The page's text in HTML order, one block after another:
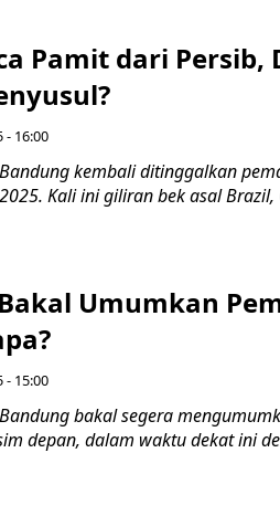
Pamit dari Persib,
- 16:00
Bandung kembali ditinggalkan
Kali ini giliran bek asal Brazil,
Umumkan
- 15:00
Bandung bakal segera
depan, dalam waktu dekat ini